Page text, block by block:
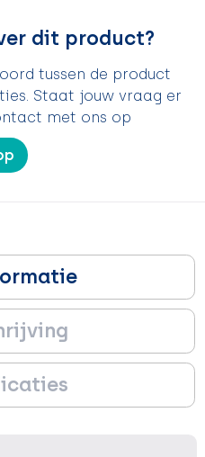
dit product?
tussen de product
Staat jouw vraag er
met ons op